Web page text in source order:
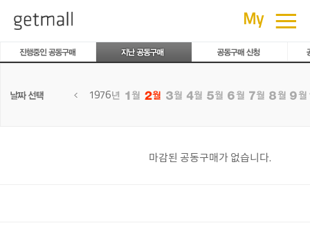
My ≡
공동구매
1976
마감된 공동구매가 없습니다.